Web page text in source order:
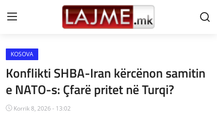
Shtëpi
LAJME MAQEDONI
SHQIPERI
KOSOVA
Konflikti SHBA-Iran kërcënon samitin
e NATO-s: Çfarë pritet në Turqi?
Korrik 8, 2026 - 13:02